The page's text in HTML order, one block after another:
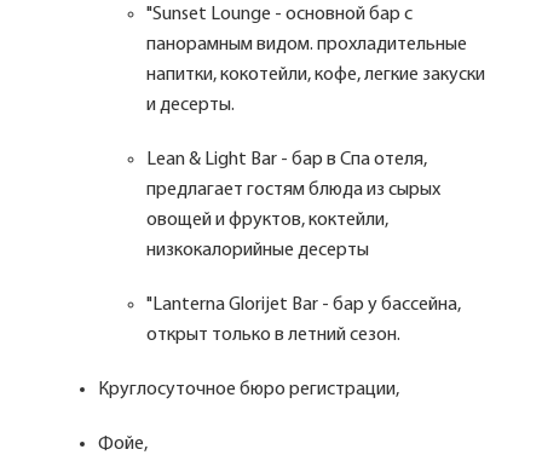
"Sunset Lounge - основной бар с
панорамным видом. прохладительные
напитки, кокотейли, кофе, легкие закуски
и десерты.
Lean & Light Bar - бар в Спа отеля,
предлагает гостям блюда из сырых
овощей и фруктов, коктейли,
низкокалорийные десерты
"Lanterna Glorijet Bar - бар у бассейна,
открыт только в летний сезон.
Круглосуточное бюро регистрации,
Фойе,